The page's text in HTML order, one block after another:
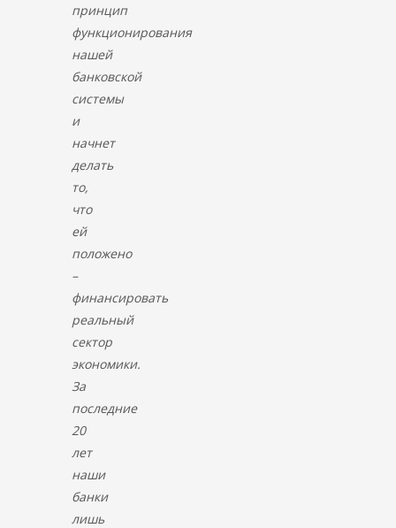
принцип
функционирования
нашей
банковской
системы
и
начнет
делать
то,
что
ей
положено
–
финансировать
реальный
сектор
экономики.
За
последние
20
лет
наши
банки
лишь